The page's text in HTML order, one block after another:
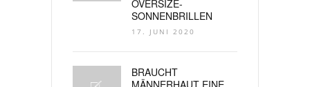
OVERSIZE-
SONNENBRILLEN
17. JUNI 2020
BRAUCHT
MÄNNERHAUT EINE